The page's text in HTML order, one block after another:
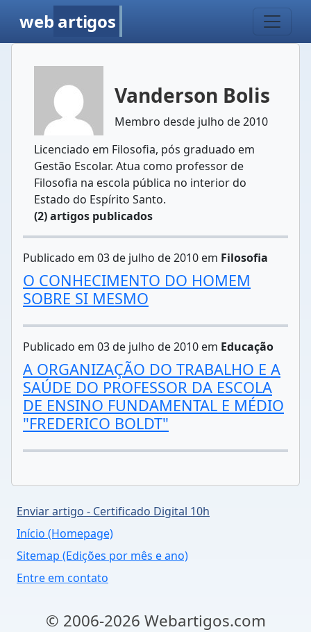
web artigos
Vanderson Bolis
Membro desde julho de 2010
Licenciado em Filosofia, pós graduado em
Gestão Escolar. Atua como professor de
Filosofia na escola pública no interior do
Estado do Espírito Santo.
(2) artigos publicados
Publicado em 03 de julho de 2010 em Filosofia
O CONHECIMENTO DO HOMEM
SOBRE SI MESMO
Publicado em 03 de julho de 2010 em Educação
A ORGANIZAÇÃO DO TRABALHO E A
SAÚDE DO PROFESSOR DA ESCOLA
DE ENSINO FUNDAMENTAL E MÉDIO
"FREDERICO BOLDT"
Enviar artigo - Certificado Digital 10h
Início (Homepage)
Sitemap (Edições por mês e ano)
Entre em contato
© 2006-2026 Webartigos.com